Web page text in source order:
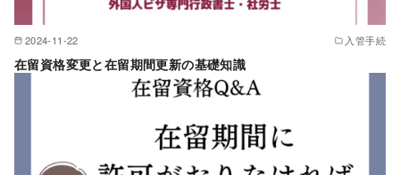
2024-11-22 入管手続
在留資格変更と在留期間更新の基礎知識